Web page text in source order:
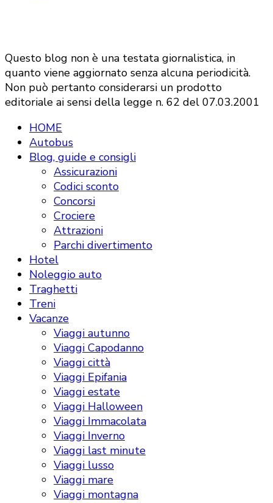
Questo blog non è una testata giornalistica, in
quanto viene aggiornato senza alcuna periodicità.
Non può pertanto considerarsi un prodotto
editoriale ai sensi della legge n. 62 del 07.03.2001
HOME
Autobus
Blog, guide e consigli
Assicurazioni
Codici sconto
Concorsi
Crociere
Attrazioni
Parchi divertimento
Hotel
Noleggio auto
Traghetti
Treni
Vacanze
Viaggi autunno
Viaggi Capodanno
Viaggi città
Viaggi Epifania
Viaggi estate
Viaggi Halloween
Viaggi Immacolata
Viaggi Inverno
Viaggi last minute
Viaggi lusso
Viaggi mare
Viaggi montagna